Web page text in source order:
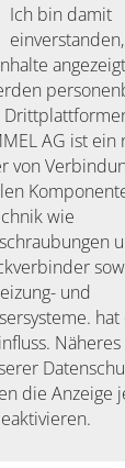
Ich bin damit
AG ist ein
von
wie
und
die Anzeige